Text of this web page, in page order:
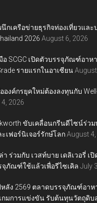
กเครือข่ายธุรกิจท่องเที่ยวและ
2026 August 6, 2026
อ SCGC เปิดตัวบรรจุภัณฑ์อาห
รายแรกในอาเซียน
องค์กรยุคใหม่ต้องลงทุนกับ
2026
ขับเคลื่อนกรีนดีไซน์ร่ว
ฟอร์นิเจอร์รักษ์โลก August
ร่วมกับ เวสท์บาย เดลิเวอรี่ เ
จุภัณฑ์ใช้แล้วเพื่อรีไซเคิล July
หลัง 2569 ตลาดบรรจุภัณฑ์อา
กมการแข่งขัน รับต้นทุนวัตถุดิบ